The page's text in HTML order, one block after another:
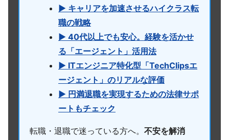
▶ キャリアを加速させるハイクラス転
職の戦略
▶ 40代以上でも安心。経験を活かせ
る「エージェント」活用法
▶ ITエンジニア特化型「TechClipsエ
ージェント」のリアルな評価
▶ 円満退職を実現するための法律サポ
ートもチェック
転職・退職で迷っている方へ。 不安を解消